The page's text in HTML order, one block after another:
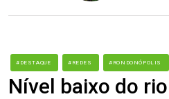
#DESTAQUE #REDES #RONDONÓPOLIS
Nível baixo do